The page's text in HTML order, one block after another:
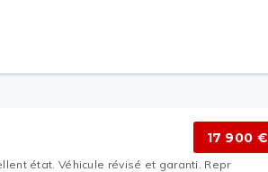
état. Véhicule révisé et garanti. Repr
17 900 €